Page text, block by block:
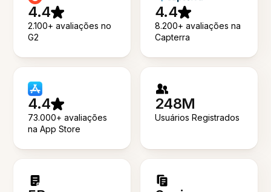
4.4
2.100+ avaliações no
G2
4.4
8.200+ avaliações na
Capterra
4.4
73.000+ avaliações
na App Store
248M
Usuários Registrados